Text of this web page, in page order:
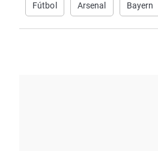
Fútbol Arsenal Bayern